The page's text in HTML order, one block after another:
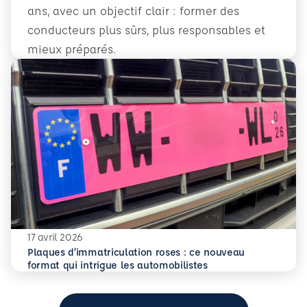
ans, avec un objectif clair : former des
conducteurs plus sûrs, plus responsables et
mieux préparés.
En savoir plus
Conduite accompagnée dès 14 ans : former plus tôt pour
17 avril 2026
Plaques d’immatriculation roses : ce nouveau
format qui intrigue les automobilistes
En savoir plus
Plaques d’immatriculation roses : ce nouveau format